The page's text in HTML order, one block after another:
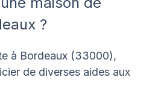
?
à Bordeaux (33000),
de diverses aides aux